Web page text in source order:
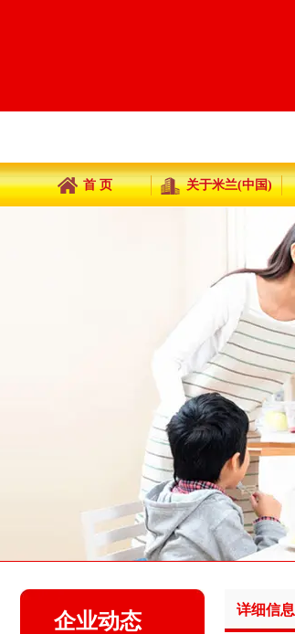
首 页 关于米兰(中国)
企业动态 详细信息